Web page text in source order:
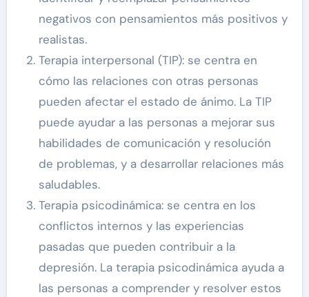
negativos con pensamientos más positivos y
realistas.
Terapia interpersonal (TIP): se centra en
cómo las relaciones con otras personas
pueden afectar el estado de ánimo. La TIP
puede ayudar a las personas a mejorar sus
habilidades de comunicación y resolución
de problemas, y a desarrollar relaciones más
saludables.
Terapia psicodinámica: se centra en los
conflictos internos y las experiencias
pasadas que pueden contribuir a la
depresión. La terapia psicodinámica ayuda a
las personas a comprender y resolver estos